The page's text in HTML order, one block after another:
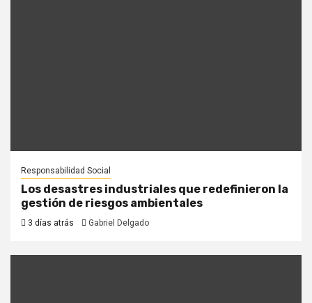
Responsabilidad Social
Los desastres industriales que redefinieron la
gestión de riesgos ambientales
3 días atrás Gabriel Delgado